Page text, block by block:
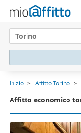
Torino
Inizio Affitto Torino
Affitto economico